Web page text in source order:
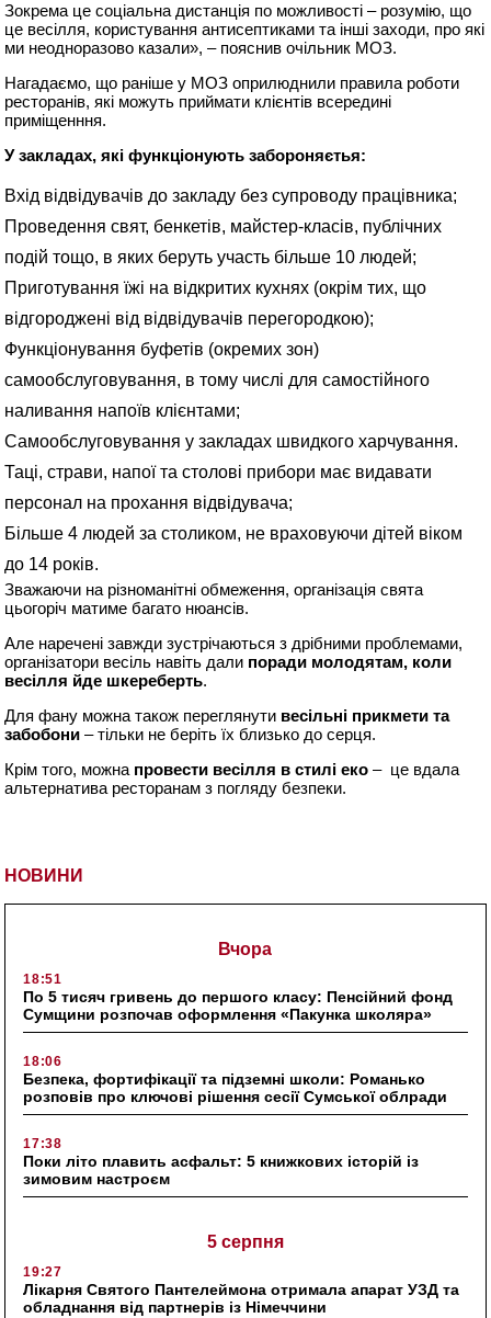
НОВИНИ
Вчора
18:51
По 5 тисяч гривень до першого класу: Пенсійний фонд
Сумщини розпочав оформлення «Пакунка школяра»
18:06
Безпека, фортифікації та підземні школи: Романько
розповів про ключові рішення сесії Сумської облради
17:38
Поки літо плавить асфальт: 5 книжкових історій із
зимовим настроєм
5 серпня
19:27
Лікарня Святого Пантелеймона отримала апарат УЗД та
обладнання від партнерів із Німеччини
Зокрема це соціальна дистанція по можливості – розумію, що
це весілля, користування антисептиками та інші заходи, про які
ми неодноразово казали», – пояснив очільник МОЗ.
Нагадаємо, що раніше у МОЗ оприлюднили правила роботи
ресторанів, які можуть приймати клієнтів всередині
приміщенння.
У закладах, які функціонують забороняєтья:
Вхід відвідувачів до закладу без супроводу працівника;
Проведення свят, бенкетів, майстер-класів, публічних
подій тощо, в яких беруть участь більше 10 людей;
Приготування їжі на відкритих кухнях (окрім тих, що
відгороджені від відвідувачів перегородкою);
Функціонування буфетів (окремих зон)
самообслуговування, в тому числі для самостійного
наливання напоїв клієнтами;
Самообслуговування у закладах швидкого харчування.
Таці, страви, напої та столові прибори має видавати
персонал на прохання відвідувача;
Більше 4 людей за столиком, не враховуючи дітей віком
до 14 років.
Зважаючи на різноманітні обмеження, організація свята
цьогоріч матиме багато нюансів.
Але наречені завжди зустрічаються з дрібними проблемами,
організатори весіль навіть дали поради молодятам, коли
весілля йде шкереберть.
Для фану можна також переглянути весільні прикмети та
забобони – тільки не беріть їх близько до серця.
Крім того, можна провести весілля в стилі еко – це вдала
альтернатива ресторанам з погляду безпеки.